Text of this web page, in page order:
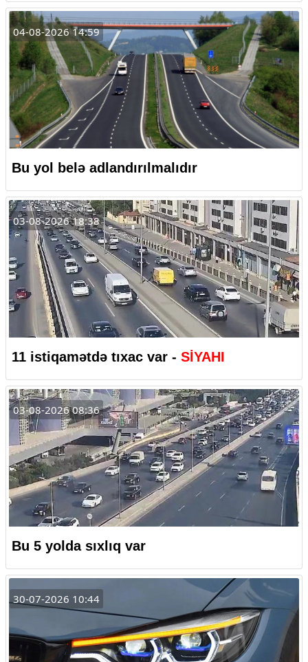
04-08-2026 14:59
Bu yol belə adlandırılmalıdır
03-08-2026 18:38
11 istiqamətdə tıxac var - SİYAHI
03-08-2026 08:36
Bu 5 yolda sıxlıq var
30-07-2026 10:44